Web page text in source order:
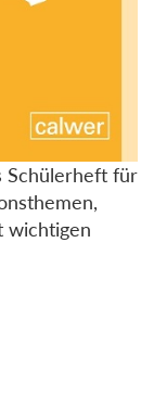
Schülerheft für
wichtigen